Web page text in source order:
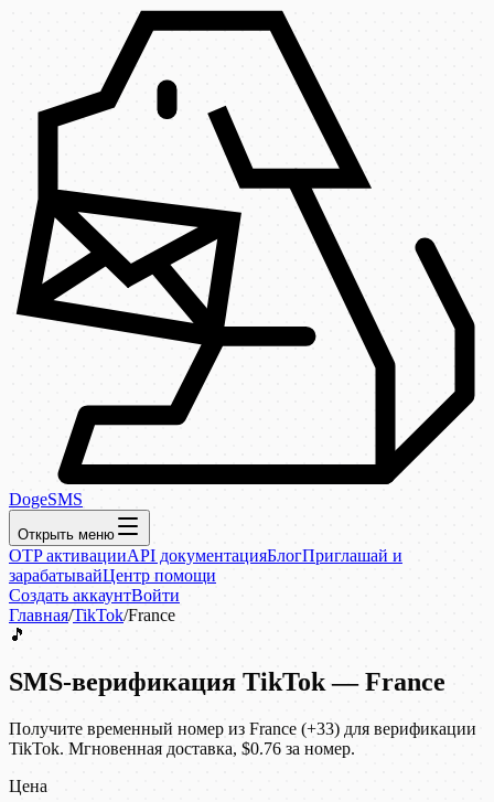
DogeSMS
Открыть меню
OTP активацииAPI документацияБлогПриглашай и
зарабатывайЦентр помощи
Создать аккаунтВойти
Главная/TikTok/France
🎵
SMS-верификация TikTok — France
Получите временный номер из France (+33) для верификации
TikTok. Мгновенная доставка, $0.76 за номер.
Цена